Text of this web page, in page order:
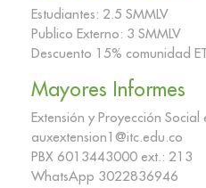
Estudiantes: 2.5 SMMLV
Publico Externo: 3 SMMLV
Descuento 15% comunidad
Mayores Informes
Extensión y Proyección
auxextension1@itc.edu.co
PBX 6013443000 ext.: 213
WhatsApp 3022836946